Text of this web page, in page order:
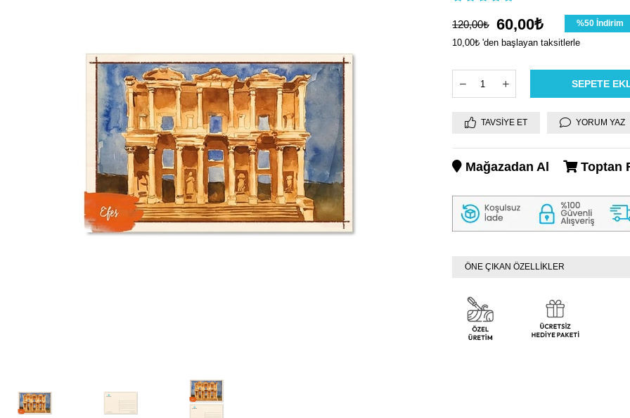
120,00₺ 60,00₺ %50İndirim
10,00₺ 'den başlayan taksitlerle
TAVSIYE ET YORUM YAZ
Mağazadan Al Toptan
ÖNE ÇIKAN ÖZELLİKLER